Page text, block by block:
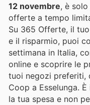
12 novembre, è
offerte a tempo
Su 365 Offerte, il
e il risparmio, puoi
settimana in Italia,
online e scoprire le
tuoi negozi preferiti,
Coop a Esselunga.
la tua spesa e non